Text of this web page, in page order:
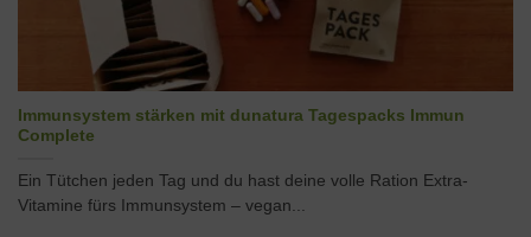
Immunsystem stärken mit dunatura Tagespacks Immun
Complete
Ein Tütchen jeden Tag und du hast deine volle Ration Extra-
Vitamine fürs Immunsystem – vegan...